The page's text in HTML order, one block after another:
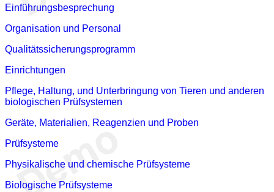
Einführungsbesprechung
Organisation und Personal
Qualitätssicherungsprogramm
Einrichtungen
Pflege, Haltung, und Unterbringung von Tieren und anderen
biologischen Prüfsystemen
Geräte, Materialien, Reagenzien und Proben
Prüfsysteme
Physikalische und chemische Prüfsysteme
Biologische Prüfsysteme